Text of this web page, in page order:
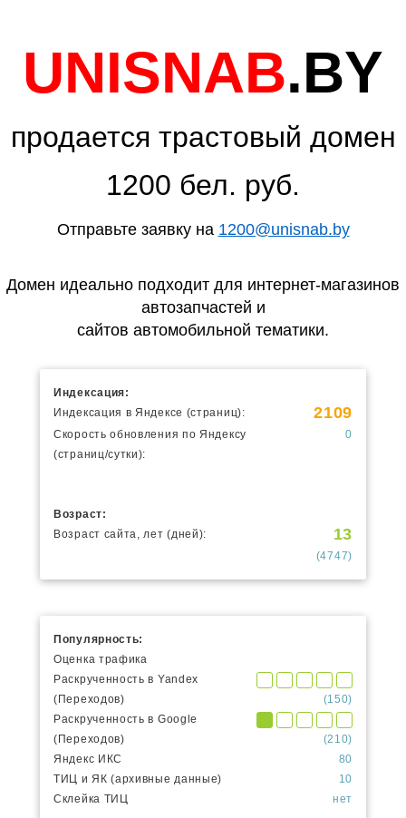
UNISNAB.BY
продается трастовый домен
1200 бел. руб.
Отправьте заявку на 1200@unisnab.by
Домен идеально подходит для интернет-магазинов
автозапчастей и
сайтов автомобильной тематики.
Индексация:
Индексация в Яндексе (страниц):
2109
Скорость обновления по Яндексу
(страниц/сутки):
0
Возраст:
Возраст сайта, лет (дней):
13
(4747)
Популярность:
Оценка трафика
Раскрученность в Yandex
(Переходов)
(150)
Раскрученность в Google
(Переходов)
(210)
Яндекс ИКС
80
ТИЦ и ЯК (архивные данные)
10
Склейка ТИЦ
нет